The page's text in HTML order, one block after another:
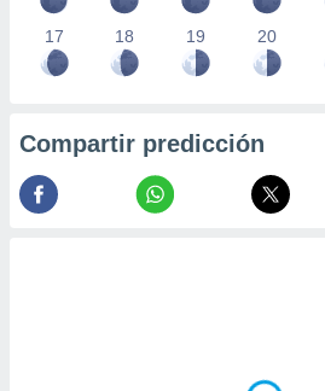
17 18 19 20
Compartir predicción